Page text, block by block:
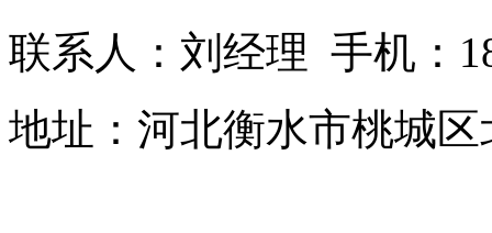
联系人：刘经理 手机：
地址：河北衡水市桃城